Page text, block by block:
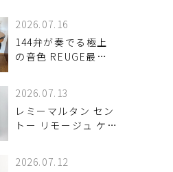
2026.07.16
144弁が奏でる極上
の音色 REUGE最高
2026.07.13
レミーマルタン セン
トー リモージュ ケン
2026.07.12